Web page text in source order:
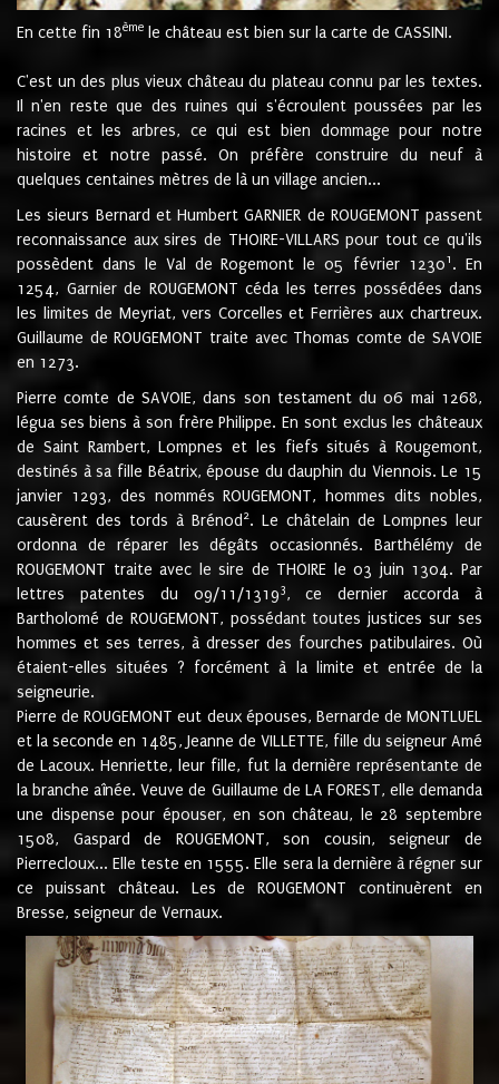
En cette fin 18ème le château est bien sur la carte de CASSINI.
C'est un des plus vieux château du plateau connu par les textes.
Il n'en reste que des ruines qui s'écroulent poussées par les
racines et les arbres, ce qui est bien dommage pour notre
histoire et notre passé. On préfère construire du neuf à
quelques centaines mètres de là un village ancien...
Les sieurs Bernard et Humbert GARNIER de ROUGEMONT passent
reconnaissance aux sires de THOIRE-VILLARS pour tout ce qu'ils
possèdent dans le Val de Rogemont le 05 février 12301 . En
1254, Garnier de ROUGEMONT céda les terres possédées dans
les limites de Meyriat, vers Corcelles et Ferrières aux chartreux.
Guillaume de ROUGEMONT traite avec Thomas comte de SAVOIE
en 1273.
Pierre comte de SAVOIE, dans son testament du 06 mai 1268,
légua ses biens à son frère Philippe. En sont exclus les châteaux
de Saint Rambert, Lompnes et les fiefs situés à Rougemont,
destinés à sa fille Béatrix, épouse du dauphin du Viennois. Le 15
janvier 1293, des nommés ROUGEMONT, hommes dits nobles,
causèrent des tords à Brénod 2. Le châtelain de Lompnes leur
ordonna de réparer les dégâts occasionnés. Barthélémy de
ROUGEMONT traite avec le sire de THOIRE le 03 juin 1304. Par
lettres patentes du 09/11/13193, ce dernier accorda à
Bartholomé de ROUGEMONT, possédant toutes justices sur ses
hommes et ses terres, à dresser des fourches patibulaires. Où
étaient-elles situées ? forcément à la limite et entrée de la
seigneurie.
Pierre de ROUGEMONT eut deux épouses, Bernarde de MONTLUEL
et la seconde en 1485, Jeanne de VILLETTE, fille du seigneur Amé
de Lacoux. Henriette, leur fille, fut la dernière représentante de
la branche aînée. Veuve de Guillaume de LA FOREST, elle demanda
une dispense pour épouser, en son château, le 28 septembre
1508, Gaspard de ROUGEMONT, son cousin, seigneur de
Pierrecloux... Elle teste en 1555. Elle sera la dernière à régner sur
ce puissant château. Les de ROUGEMONT continuèrent en
Bresse, seigneur de Vernaux.